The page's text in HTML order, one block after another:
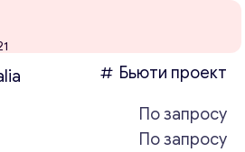
Бьюти проект
По запросу
По запросу